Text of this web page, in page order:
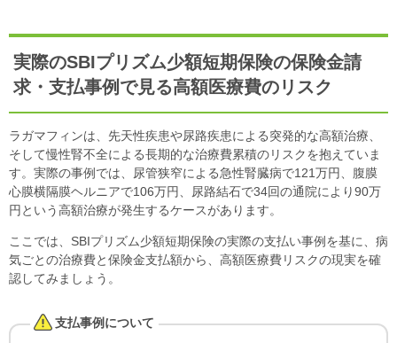
実際のSBIプリズム少額短期保険の保険金請
求・支払事例で見る高額医療費のリスク
ラガマフィンは、先天性疾患や尿路疾患による突発的な高額治療、
そして慢性腎不全による長期的な治療費累積のリスクを抱えていま
す。実際の事例では、尿管狭窄による急性腎臓病で121万円、腹膜
心膜横隔膜ヘルニアで106万円、尿路結石で34回の通院により90万
円という高額治療が発生するケースがあります。
ここでは、SBIプリズム少額短期保険の実際の支払い事例を基に、病
気ごとの治療費と保険金支払額から、高額医療費リスクの現実を確
認してみましょう。
支払事例について